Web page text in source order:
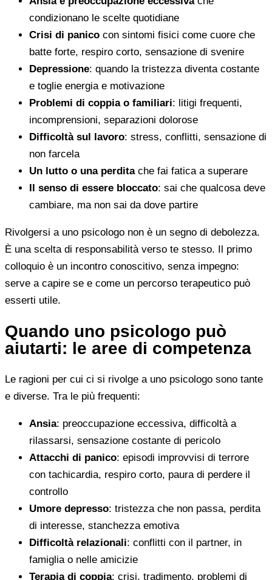
condizionano le scelte quotidiane
Crisi di panico con sintomi fisici come cuore che
batte forte, respiro corto, sensazione di svenire
Depressione: quando la tristezza diventa costante
e toglie energia e motivazione
Problemi di coppia o familiari: litigi frequenti,
incomprensioni, separazioni dolorose
Difficoltà sul lavoro: stress, conflitti, sensazione di
non farcela
Un lutto o una perditache fai fatica a superare
Il senso di essere bloccato: sai che qualcosa deve
cambiare, ma non sai da dove partire
Rivolgersi a uno psicologo non è un segno di debolezza.
È una scelta di responsabilità verso te stesso. Il primo
colloquio è un incontro conoscitivo, senza impegno:
serve a capire se e come un percorso terapeutico può
esserti utile.
Quando uno psicologo può
aiutarti: le aree di competenza
Le ragioni per cui ci si rivolge a uno psicologo sono tante
e diverse. Tra le più frequenti:
Ansia: preoccupazione eccessiva, difficoltà a
rilassarsi, sensazione costante di pericolo
Attacchi di panico: episodi improvvisi di terrore
con tachicardia, respiro corto, paura di perdere il
controllo
Umore depresso: tristezza che non passa, perdita
di interesse, stanchezza emotiva
Difficoltà relazionali: conflitti con il partner, in
famiglia o nelle amicizie
Terapia di coppia: crisi, tradimento, problemi di